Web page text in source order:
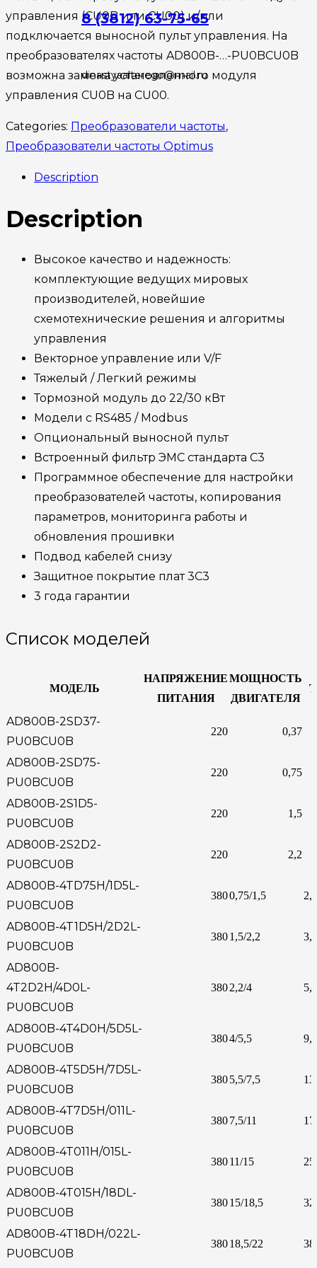
8 (3812) 63-75-65
dinastyaalterego@mail.ru
управления (CU0B или CU00) и/или
подключается выносной пульт управления. На
преобразователях частоты AD800B-…-PU0BCU0B
возможна замена установленного модуля
управления CU0B на CU00.
Categories: Преобразователи частоты,
Преобразователи частоты Optimus
Description
Description
Высокое качество и надежность:
комплектующие ведущих мировых
производителей, новейшие
схемотехнические решения и алгоритмы
управления
Векторное управление или V/F
Тяжелый / Легкий режимы
Тормозной модуль до 22/30 кВт
Модели с RS485 / Modbus
Опциональный выносной пульт
Встроенный фильтр ЭМС стандарта С3
Программное обеспечение для настройки
преобразователей частоты, копирования
параметров, мониторинга работы и
обновления прошивки
Подвод кабелей снизу
Защитное покрытие плат 3C3
3 года гарантии
Список моделей
МОДЕЛЬ
НАПРЯЖЕНИЕ
ПИТАНИЯ
МОЩНОСТЬ
ДВИГАТЕЛЯ
AD800B-2SD37-
PU0BCU0B
220 0,37
AD800B-2SD75-
PU0BCU0B
220 0,75
AD800B-2S1D5-
PU0BCU0B
220 1,5
AD800B-2S2D2-
PU0BCU0B
220 2,2
AD800B-4TD75H/1D5L-
PU0BCU0B
3800,75/1,5
AD800B-4T1D5H/2D2L-
PU0BCU0B
3801,5/2,2
AD800B-
4T2D2H/4D0L-
PU0BCU0B
3802,2/4
AD800B-4T4D0H/5D5L-
PU0BCU0B
3804/5,5
AD800B-4T5D5H/7D5L-
PU0BCU0B
3805,5/7,5
AD800B-4T7D5H/011L-
PU0BCU0B
3807,5/11
AD800B-4T011H/015L-
PU0BCU0B
38011/15
AD800B-4T015H/18DL-
PU0BCU0B
38015/18,5
AD800B-4T18DH/022L-
PU0BCU0B
38018,5/22